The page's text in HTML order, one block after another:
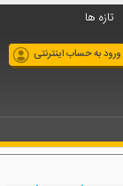
تازه ها
ورود به حساب اینترنتی